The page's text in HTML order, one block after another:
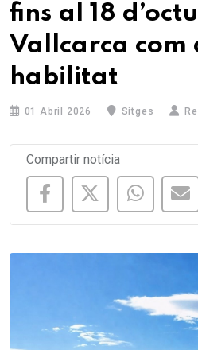
fins al 18
Vallcarca com
habilitat
01 Abril 2026 Sitges
Compartir notícia